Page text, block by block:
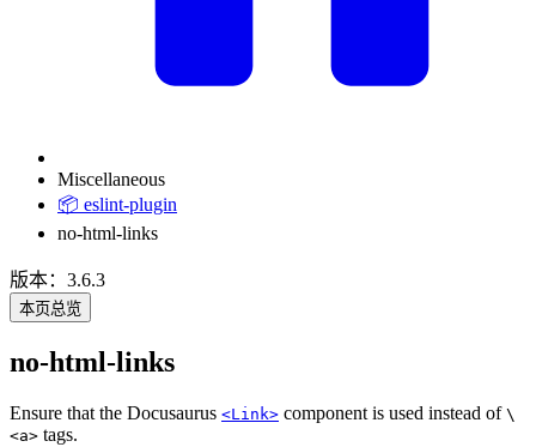
Miscellaneous
📦 eslint-plugin
no-html-links
版本：3.6.3
本页总览
no-html-links
Ensure that the Docusaurus <Link> component is used instead of \
<a> tags.